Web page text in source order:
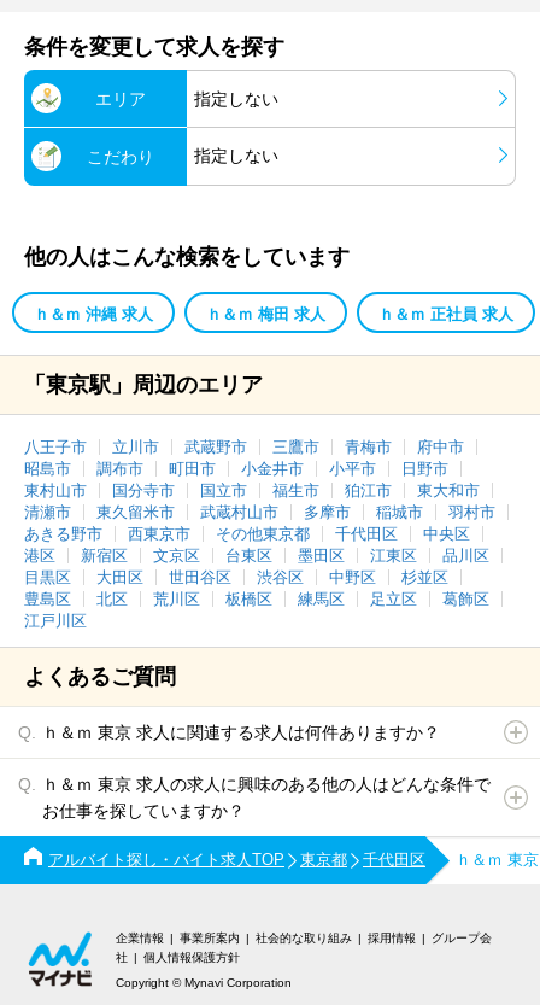
条件を変更して求人を探す
エリア 指定しない
こだわり 指定しない
他の人はこんな検索をしています
ｈ＆ｍ 沖縄 求人 ｈ＆ｍ 梅田 求人 ｈ＆ｍ 正社員 求人
「東京駅」周辺のエリア
八王子市 立川市 武蔵野市 三鷹市 青梅市
府中市
昭島市
調布市 町田市 小金井市 小平市
日野市
東村山市
国分寺市 国立市 福生市 狛江市
東大和市
清瀬市
東久留米市 武蔵村山市 多摩市 稲城市
羽村市
あきる野市
西東京市 その他東京都 千代田区
中央区
港区
新宿区 文京区 台東区 墨田区 江東区
品川区
目黒区
大田区 世田谷区 渋谷区 中野区
杉並区
豊島区
北区 荒川区 板橋区 練馬区 足立区
葛飾区
江戸川区
よくあるご質問
ｈ＆ｍ 東京 求人に関連する求人は何件ありますか？
ｈ＆ｍ 東京 求人の求人に興味のある他の人はどんな条件で
お仕事を探していますか？
アルバイト探し・バイト求人TOP 東京都 千代田区 ｈ＆ｍ 東
企業情報 事業所案内 社会的な取り組み 採用情報
グループ会
社
個人情報保護方針
Copyright © Mynavi Corporation